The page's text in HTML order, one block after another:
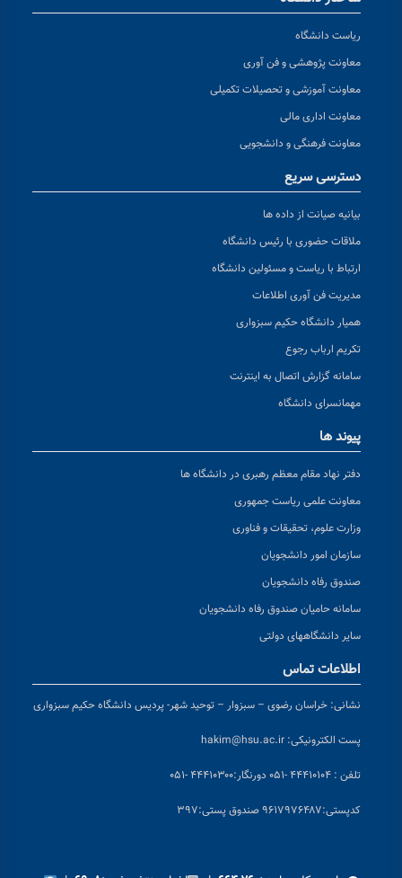
ریاست دانشگاه
معاونت پژوهشی و فن آوری
معاونت آموزشی و تحصیلات تکمیلی
معاونت اداری مالی
معاونت فرهنگی و دانشجویی
دسترسی سریع
بیانیه صیانت از داده ها
ملاقات حضوری با رئیس دانشگاه
ارتباط با ریاست و مسئولین دانشگاه
مدیریت فن آوری اطلاعات
همیار دانشگاه حکیم سبزواری
تکریم ارباب رجوع
سامانه گزارش اتصال به اینترنت
مهمانسرای دانشگاه
پیوند ها
دفتر نهاد مقام معظم رهبری در دانشگاه ها
معاونت علمی ریاست جمهوری
وزارت علوم، تحقیقات و فناوری
سازمان امور دانشجویان
صندوق رفاه دانشجویان
سامانه حامیان صندوق رفاه دانشجویان
سایر دانشگاههای دولتی
اطلاعات تماس
نشانی: خراسان رضوی – سبزوار – توحید شهر- پردیس دانشگاه حکیم سبزواری
پست الکترونیکی: hakim@hsu.ac.ir
تلفن : ۴۴۴۱۰۱۰۴ -۰۵۱ دورنگار:۴۴۴۱۰۳۰۰ -۰۵۱
کدپستی:۹۶۱۷۹۷۶۴۸۷ صندوق پستی:۳۹۷